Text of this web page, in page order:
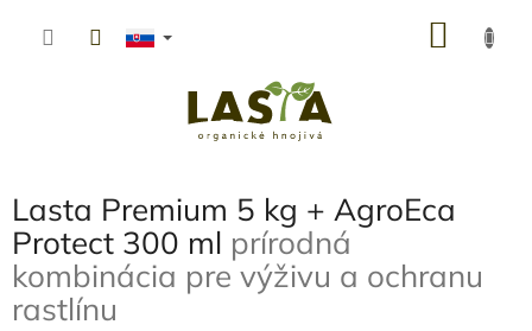
Lasta Premium 5 kg + AgroEca
Protect 300 ml prírodná
kombinácia pre výživu a ochranu
rastlínu